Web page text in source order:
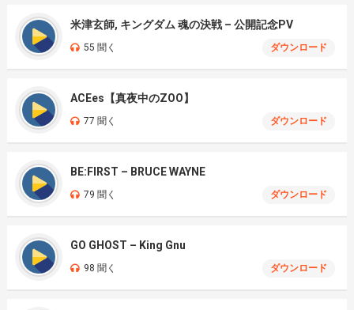
米津玄師, キングダム 魂の決戦 – 公開記念PV
55 聞く ダウンロード
ACEes【真夜中のZOO】
77 聞く ダウンロード
BE:FIRST – BRUCE WAYNE
79 聞く ダウンロード
GO GHOST – King Gnu
98 聞く ダウンロード